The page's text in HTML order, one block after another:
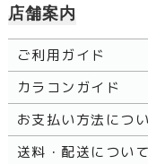
店舗案内
ご利用ガイド
カラコンガイド
お支払い方法につ
送料・配送について